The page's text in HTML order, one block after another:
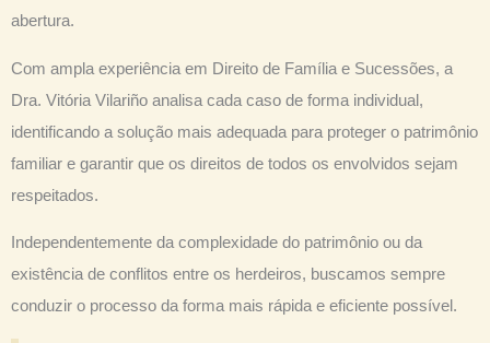
abertura.
Com ampla experiência em Direito de Família e Sucessões, a
Dra. Vitória Vilariño analisa cada caso de forma individual,
identificando a solução mais adequada para proteger o patrimônio
familiar e garantir que os direitos de todos os envolvidos sejam
respeitados.
Independentemente da complexidade do patrimônio ou da
existência de conflitos entre os herdeiros, buscamos sempre
conduzir o processo da forma mais rápida e eficiente possível.